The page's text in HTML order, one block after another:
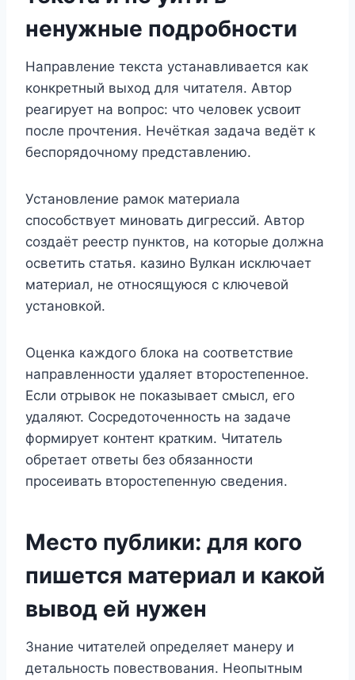
ненужные подробности
Направление текста устанавливается как
конкретный выход для читателя. Автор
реагирует на вопрос: что человек усвоит
после прочтения. Нечёткая задача ведёт к
беспорядочному представлению.
Установление рамок материала
способствует миновать дигрессий. Автор
создаёт реестр пунктов, на которые должна
осветить статья. казино Вулкан исключает
материал, не относящуюся с ключевой
установкой.
Оценка каждого блока на соответствие
направленности удаляет второстепенное.
Если отрывок не показывает смысл, его
удаляют. Сосредоточенность на задаче
формирует контент кратким. Читатель
обретает ответы без обязанности
просеивать второстепенную сведения.
Место публики: для кого
пишется материал и какой
вывод ей нужен
Знание читателей определяет манеру и
детальность повествования. Неопытным